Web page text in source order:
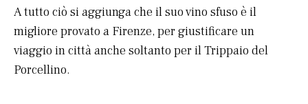
A tutto ciò si aggiunga che il suo vino sfuso è il
migliore provato a Firenze, per giustificare un
viaggio in città anche soltanto per il Trippaio del
Porcellino.